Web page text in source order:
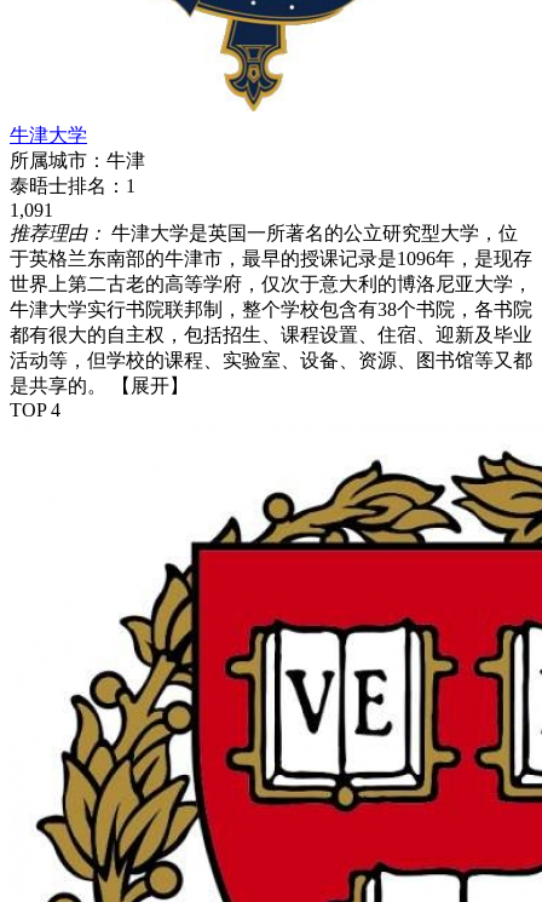
牛津大学
所属城市： 牛津
泰晤士排名： 1
1,091
推荐理由： 牛津大学是英国一所著名的公立研究型大学，位
于英格兰东南部的牛津市，最早的授课记录是1096年，是现存
世界上第二古老的高等学府，仅次于意大利的博洛尼亚大学，
牛津大学实行书院联邦制，整个学校包含有38个书院，各书院
都有很大的自主权，包括招生、课程设置、住宿、迎新及毕业
活动等，但学校的课程、实验室、设备、资源、图书馆等又都
是共享的。
【展开】
TOP 4